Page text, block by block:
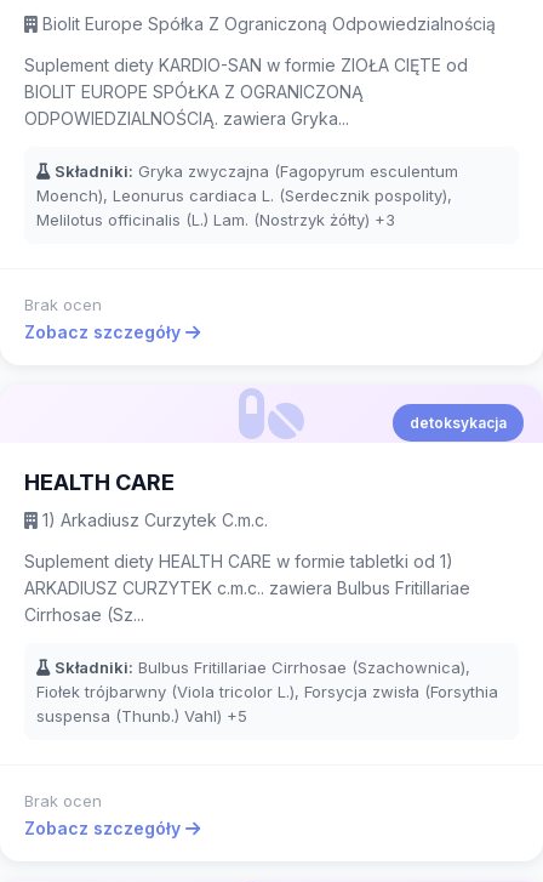
Biolit Europe Spółka Z Ograniczoną Odpowiedzialnością
Suplement diety KARDIO-SAN w formie ZIOŁA CIĘTE od
BIOLIT EUROPE SPÓŁKA Z OGRANICZONĄ
ODPOWIEDZIALNOŚCIĄ. zawiera Gryka...
Składniki: Gryka zwyczajna (Fagopyrum esculentum
Moench), Leonurus cardiaca L. (Serdecznik pospolity),
Melilotus officinalis (L.) Lam. (Nostrzyk żółty) +3
Brak ocen
Zobacz szczegóły
detoksykacja
HEALTH CARE
1) Arkadiusz Curzytek C.m.c.
Suplement diety HEALTH CARE w formie tabletki od 1)
ARKADIUSZ CURZYTEK c.m.c.. zawiera Bulbus Fritillariae
Cirrhosae (Sz...
Składniki: Bulbus Fritillariae Cirrhosae (Szachownica),
Fiołek trójbarwny (Viola tricolor L.), Forsycja zwisła (Forsythia
suspensa (Thunb.) Vahl) +5
Brak ocen
Zobacz szczegóły